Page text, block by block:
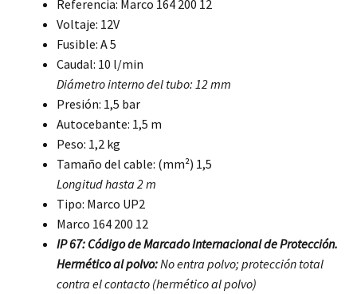
Referencia: Marco 164 200 12
Voltaje: 12V
Fusible: A 5
Caudal: 10 l/min
Diámetro interno del tubo: 12 mm
Presión: 1,5 bar
Autocebante: 1,5 m
Peso: 1,2 kg
Tamaño del cable: (mm²) 1,5
Longitud hasta 2 m
Tipo: Marco UP2
Marco 164 200 12
IP 67: Código de Marcado Internacional de Protección.
Hermético al polvo:No entra polvo; protección total
contra el contacto (hermético al polvo)